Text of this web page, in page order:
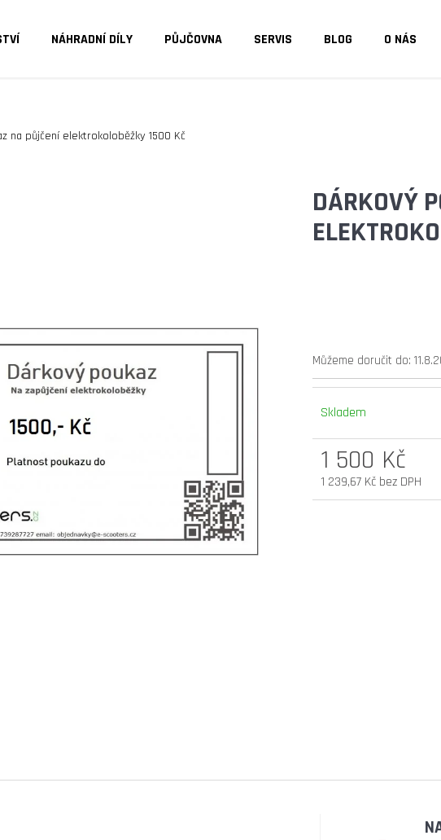
NÁHRADNÍ DÍLY PŮJČOVNA SERVIS BLOG O NÁS
na půjčení elektrokoloběžky 1500 Kč
DÁRKOVÝ
Můžeme doručit do:
Skladem
1 500 Kč
1 239,67 Kč bez DPH
Měrná
elektrokoloběžka inokim oxo super 60v
54 900 Kč
elektrokoloběžka mantis 10
v.2 cz edition
33 990 Kč